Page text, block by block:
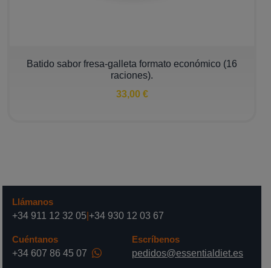
Batido sabor fresa-galleta formato económico (16
raciones).
33,00 €
Llámanos
+34 911 12 32 05 +34 930 12 03 67
Cuéntanos
+34 607 86 45 07
Escríbenos
pedidos@essentialdiet.es